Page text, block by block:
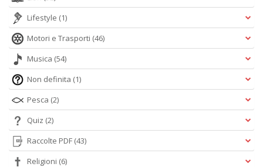
Lifestyle (1)
Motori e Trasporti (46)
Musica (54)
Non definita (1)
Pesca (2)
Quiz (2)
Raccolte PDF (43)
Religioni (6)